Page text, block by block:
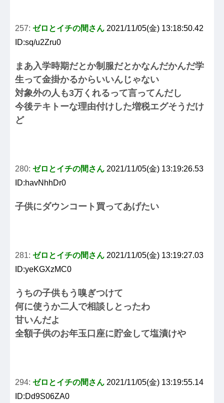
257: ゼロとイチの間さん 2021/11/05(金) 13:18:50.42
ID:sq/u2Zru0
まあ入学時期だとか制服だとかなんだかんだ学
生って金掛かるからいいんじゃない
対象外の人も3万くれるって言ってんだし
今後テキトーな理由付けした増税エグそうだけ
ど
280: ゼロとイチの間さん 2021/11/05(金) 13:19:26.53
ID:havNhhDr0
子供にダウンコート買ってあげたい
281: ゼロとイチの間さん 2021/11/05(金) 13:19:27.03
ID:yeKGXzMC0
うちの子供もう嗅ぎつけて
何に使うか二人で相談しとったわ
甘いんだよ
全額子供のお年玉口座に貯金して塩漬けや
294: ゼロとイチの間さん 2021/11/05(金) 13:19:55.14
ID:Dd9S06ZA0